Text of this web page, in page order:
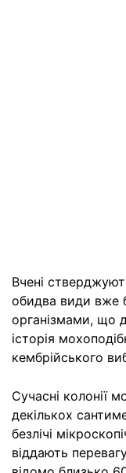
Вчені
обидва види вже
організмами, що
історія
кембрійського
Сучасні колонії
декількох
безлічі
віддають